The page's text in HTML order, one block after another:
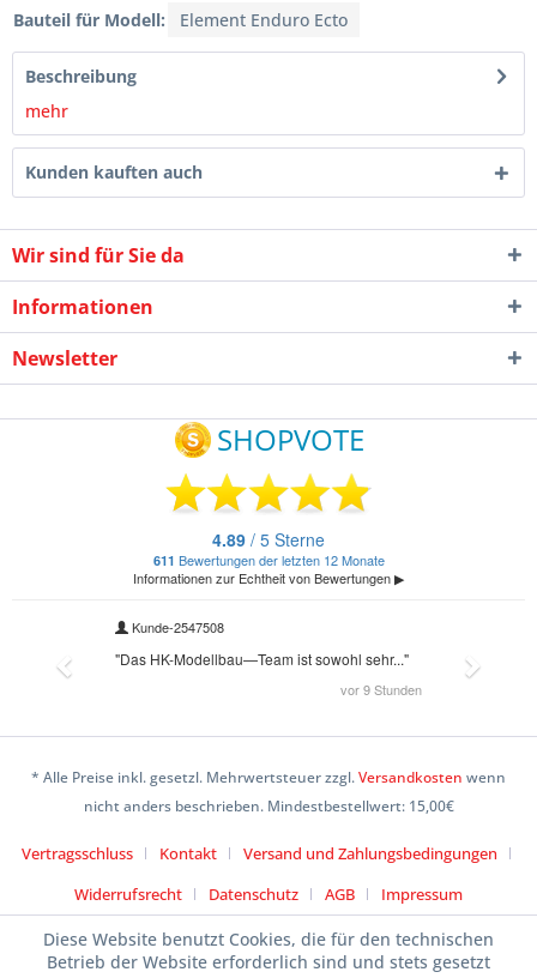
Bauteil für Modell:
Element Enduro Ecto
Beschreibung
mehr
Kunden kauften auch
Wir sind für Sie da
Informationen
Newsletter
* Alle Preise inkl. gesetzl. Mehrwertsteuer zzgl.Versandkosten wenn
nicht anders beschrieben. Mindestbestellwert: 15,00€
Vertragsschluss Kontakt
Versand und Zahlungsbedingungen
Widerrufsrecht
Datenschutz AGB Impressum
Diese Website benutzt Cookies, die für den technischen
Betrieb der Website erforderlich sind und stets gesetzt